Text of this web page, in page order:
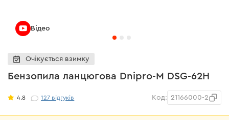
Бензопила ланцюгова Dnipro-M DSG-62H
4.8 127 відгуків Код: 21166000-2
Очікується взимку
Відео